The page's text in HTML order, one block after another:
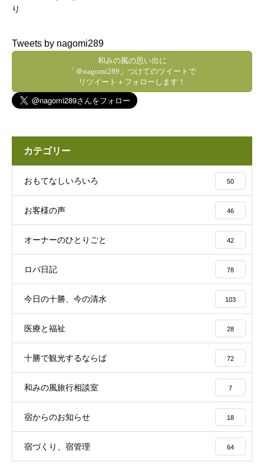
り
Tweets by nagomi289
和みの風の思い出に
「＠nagomi289」つけてのツイートで
リツイート＋フォローします！
カテゴリー
おもてなしいろいろ 50
お客様の声 46
オーナーのひとりごと 42
ロバ日記 78
今日の十勝、今の清水 103
医療と福祉 28
十勝で観光するならば 72
和みの風旅行相談室 7
宿からのお知らせ 18
宿づくり、宿管理 64